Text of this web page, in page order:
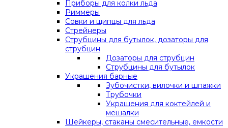
Приборы для колки льда
Риммеры
Совки и щипцы для льда
Стрейнеры
Струбцины для бутылок, дозаторы для
струбцин
Дозаторы для струбцин
Струбцины для бутылок
Украшения барные
Зубочистки, вилочки и шпажки
Трубочки
Украшения для коктейлей и
мешалки
Шейкеры, стаканы смесительные, емкости